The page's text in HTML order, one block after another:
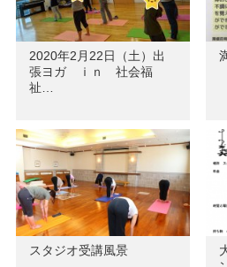
2020年2月22日（土）出
張ヨガ ｉｎ 社会福
祉…
スタジオ受講風景